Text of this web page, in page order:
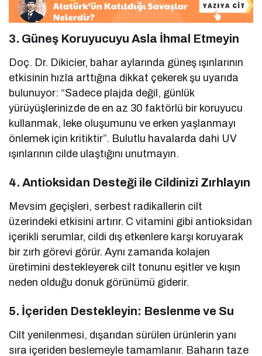
3. Güneş Koruyucuyu Asla İhmal Etmeyin
Doç. Dr. Dikicier, bahar aylarında güneş ışınlarının
etkisinin hızla arttığına dikkat çekerek şu uyarıda
bulunuyor: “Sadece plajda değil, günlük
yürüyüşlerinizde de en az 30 faktörlü bir koruyucu
kullanmak, leke oluşumunu ve erken yaşlanmayı
önlemek için kritiktir”. Bulutlu havalarda dahi UV
ışınlarının cilde ulaştığını unutmayın.
4. Antioksidan Desteği ile Cildinizi Zırhlayın
Mevsim geçişleri, serbest radikallerin cilt
üzerindeki etkisini artırır. C vitamini gibi antioksidan
içerikli serumlar, cildi dış etkenlere karşı koruyarak
bir zırh görevi görür. Aynı zamanda kolajen
üretimini destekleyerek cilt tonunu eşitler ve kışın
neden olduğu donuk görünümü giderir.
5. İçeriden Destekleyin: Beslenme ve Su
Cilt yenilenmesi, dışarıdan sürülen ürünlerin yanı
sıra içeriden beslemeyle tamamlanır. Baharın taze